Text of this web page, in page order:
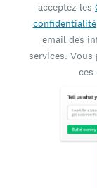
acceptez les
confidentialité
email des
services. Vous
ces